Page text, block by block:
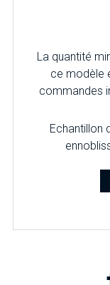
La quantité
ce modèle
commandes
Echantillon